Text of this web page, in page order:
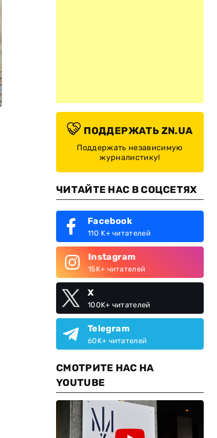
ПОДДЕРЖАТЬ ZN.UA
Поддержать независимую
журналистику!
ЧИТАЙТЕ НАС В СОЦСЕТЯХ
Facebook
110 K+ читателей
Instagram
15K+ читателей
X
100K+ читателей
Telegram
60K+ читателей
СМОТРИТЕ НАС НА
YOUTUBE